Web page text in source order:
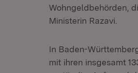
Wohngeldbehörden,
Ministerin Razavi.
In Baden-
mit ihren insgesamt